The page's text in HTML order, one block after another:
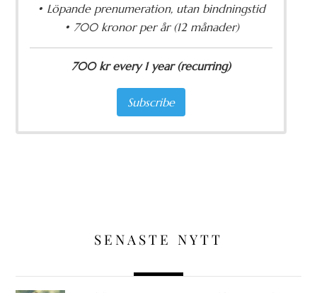
• Löpande prenumeration, utan bindningstid
• 700 kronor per år (12 månader)
700 kr every 1 year (recurring)
Subscribe
SENASTE NYTT